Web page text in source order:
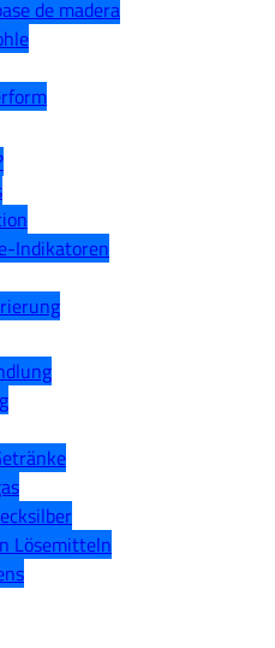
de madera
Indikatoren
Lösemitteln